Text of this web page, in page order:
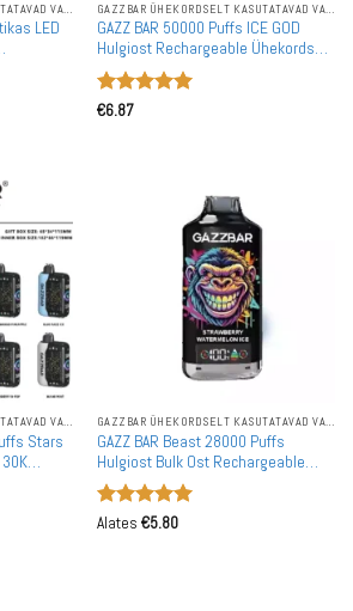
GAZZBAR ÜHEKORDSELT KASUTATAVAD VAPID
LED
Hulgi
GAZZBAR ÜHEKORDSELT KASUTATAVAD VAPID
GAZZ BAR 50000 Puffs ICE GOD
Hulgiost Rechargeable Ühekordselt
Kasutatavad Vapes Hulkost
Hinnanguga
€6.87
GAZZBAR ÜHEKORDSELT KASUTATAVAD VAPID
Stars
GAZZBAR ÜHEKORDSELT KASUTATAVAD VAPID
GAZZ BAR Beast 28000 Puffs
Hulgiost Bulk Ost Rechargeable
Ühekordselt Kasutatavad Vapes
Hulgimüük
Hinnanguga
Alates €5.80